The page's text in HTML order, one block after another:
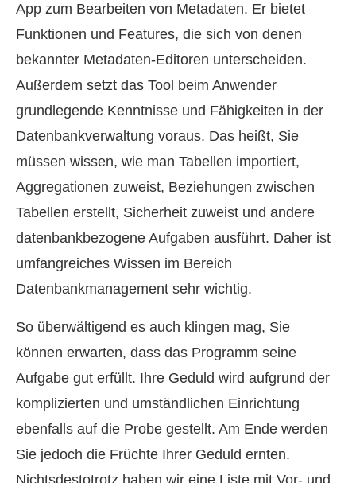
App zum Bearbeiten von Metadaten. Er bietet
Funktionen und Features, die sich von denen
bekannter Metadaten-Editoren unterscheiden.
Außerdem setzt das Tool beim Anwender
grundlegende Kenntnisse und Fähigkeiten in der
Datenbankverwaltung voraus. Das heißt, Sie
müssen wissen, wie man Tabellen importiert,
Aggregationen zuweist, Beziehungen zwischen
Tabellen erstellt, Sicherheit zuweist und andere
datenbankbezogene Aufgaben ausführt. Daher ist
umfangreiches Wissen im Bereich
Datenbankmanagement sehr wichtig.
So überwältigend es auch klingen mag, Sie
können erwarten, dass das Programm seine
Aufgabe gut erfüllt. Ihre Geduld wird aufgrund der
komplizierten und umständlichen Einrichtung
ebenfalls auf die Probe gestellt. Am Ende werden
Sie jedoch die Früchte Ihrer Geduld ernten.